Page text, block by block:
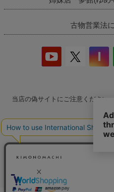
古物営業法
当店の偽サイトにご注意ください
商品の無断販売・転売の禁止につ
会社概要プライバシーポリシー